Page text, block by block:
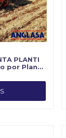
PLANTI
por Planti